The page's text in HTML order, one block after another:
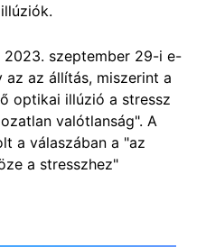
szeptember 29-i e-
az állítás, miszerint a
optikai illúzió a stressz
valótlanság". A
a válaszában a "az
a stresszhez"